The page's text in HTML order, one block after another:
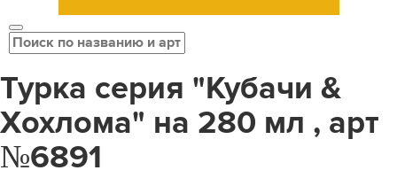
Турка серия "Кубачи &
Хохлома" на 280 мл , арт
№6891